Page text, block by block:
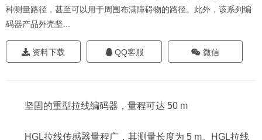
种测量路径，甚至可以用于周围布满障碍物的路径。此外，该系列编
码器产品外壳坚...
资料下载 QQ客服 微信
坚固的重型拉线编码器，量程可达 50 m
HGL拉线传感器量程广，其测量长度为 5 m。HGL拉线